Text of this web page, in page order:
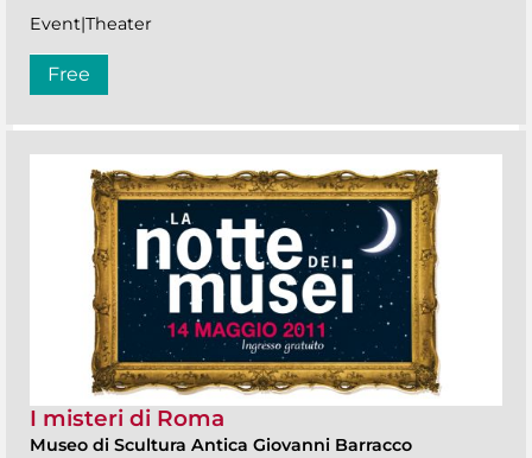
Event|Theater
Free
I misteri di Roma
Museo di Scultura Antica Giovanni Barracco